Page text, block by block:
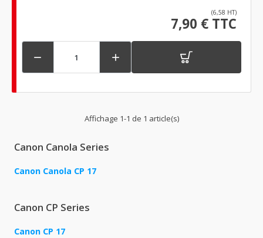
(6,58 HT)
7,90 € TTC
 
Affichage 1-1 de 1 article(s)
Canon Canola Series
Canon Canola CP 17
Canon CP Series
Canon CP 17